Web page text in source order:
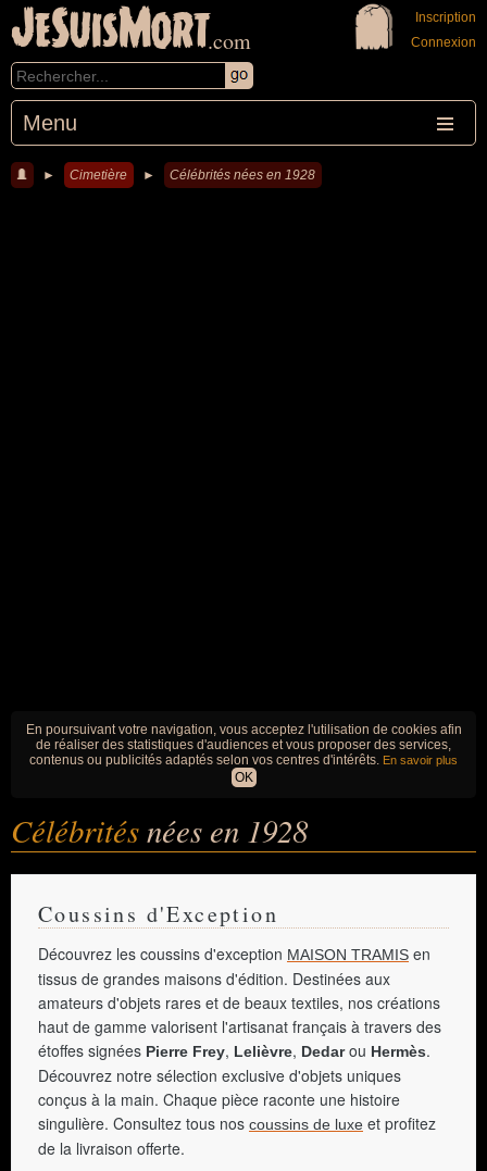
JeSuisMort.com
Menu
Inscription
Connexion
► Cimetière ► Célébrités nées en 1928
En poursuivant votre navigation, vous acceptez l'utilisation de cookies afin
de réaliser des statistiques d'audiences et vous proposer des services,
contenus ou publicités adaptés selon vos centres d'intérêts. En savoir plus
OK
Célébritésnées en 1928
Coussins d'Exception
Découvrez les coussins d'exception MAISON TRAMIS en
tissus de grandes maisons d'édition. Destinées aux
amateurs d'objets rares et de beaux textiles, nos créations
haut de gamme valorisent l'artisanat français à travers des
étoffes signées Pierre Frey, Lelièvre, Dedarou Hermès.
Découvrez notre sélection exclusive d'objets uniques
conçus à la main. Chaque pièce raconte une histoire
singulière. Consultez tous nos coussins de luxe et profitez
de la livraison offerte.